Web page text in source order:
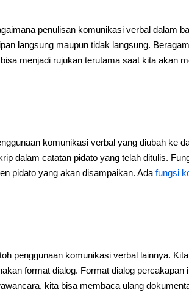
penulisan komunikasi verbal dalam
langsung maupun tidak langsung.
menjadi rujukan terutama saat kita akan
komunikasi verbal yang diubah ke
dalam catatan pidato yang telah ditulis.
pidato yang akan disampaikan. Ada fungsi
penggunaan komunikasi verbal lainnya.
format dialog. Format dialog percakapan
kita bisa membaca ulang